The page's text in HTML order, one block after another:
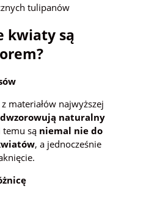
tulipanów
kwiaty są
materiałów najwyższej
naturalny
temu są niemal nie do
, a jednocześnie